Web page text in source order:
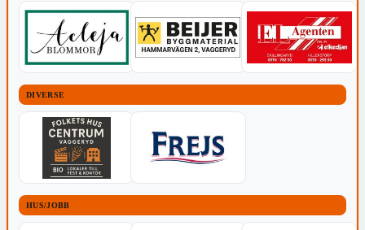
DIVERSE
HUS/JOBB